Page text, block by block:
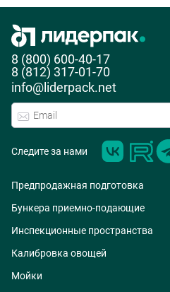
8 (800) 600-40-17
8 (812) 317-01-70
info@liderpack.net
Следите за нами
Предпродажная подготовка
Бункера приемно-подающие
Инспекционные пространства
Калибровка овощей
Мойки